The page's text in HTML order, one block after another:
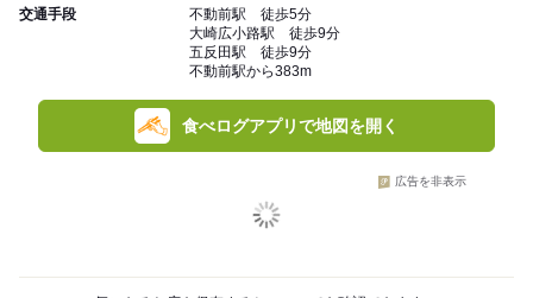
交通手段
不動前駅 徒歩5分
大崎広小路駅 徒歩9分
五反田駅 徒歩9分
不動前駅から383m
食べログアプリで地図を開く
広告を非表示